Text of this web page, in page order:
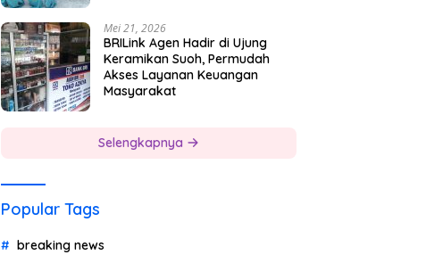
Mei 21, 2026
BRILink Agen Hadir di Ujung
Keramikan Suoh, Permudah
Akses Layanan Keuangan
Masyarakat
Selengkapnya
Popular Tags
breaking news